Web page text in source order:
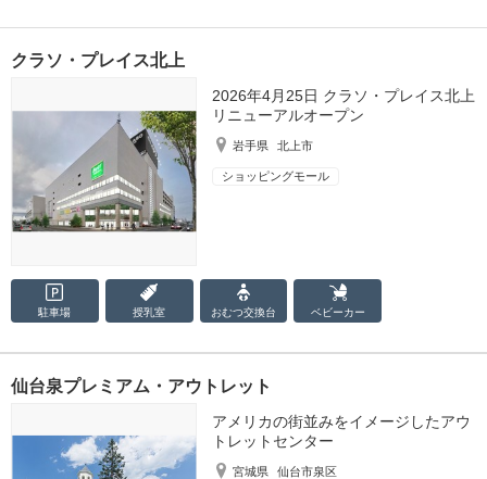
クラソ・プレイス北上
2026年4月25日 クラソ・プレイス北上
リニューアルオープン
岩手県 北上市
ショッピングモール
駐車場 授乳室 おむつ交換台 ベビーカー
仙台泉プレミアム・アウトレット
アメリカの街並みをイメージしたアウ
トレットセンター
宮城県 仙台市泉区